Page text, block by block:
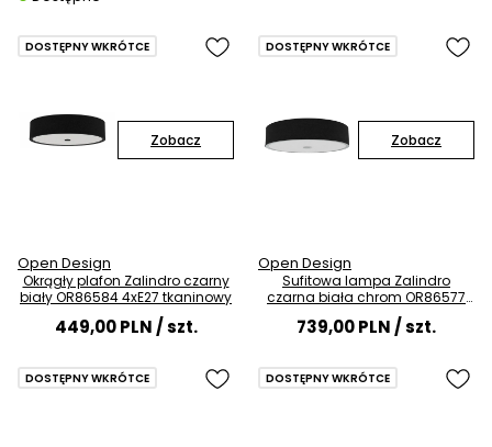
Zobacz
DOSTĘPNY WKRÓTCE
Open Design
Okrągły plafon Zalindro czarny
biały OR86584 4xE27 tkaninowy
449,00 PLN/ szt.
Zobacz
DOSTĘPNY WKRÓTCE
Open Design
Sufitowa lampa Zalindro
czarna biała chrom OR86577
6xE27 do sypialni
739,00 PLN/ szt.
DOSTĘPNY WKRÓTCE DOSTĘPNY WKRÓTCE